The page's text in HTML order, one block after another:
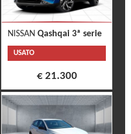
NISSAN Qashqai 3ª serie
USATO
€ 21.300